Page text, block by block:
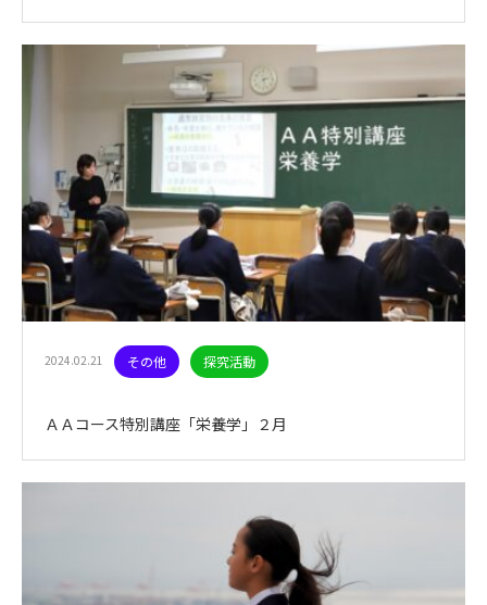
2024.02.21 その他 探究活動
ＡＡコース特別講座「栄養学」２月